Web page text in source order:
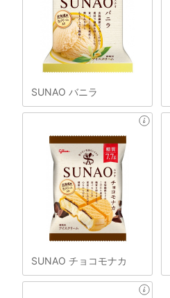
SUNAO バニラ
SUNAO チョコモナカ